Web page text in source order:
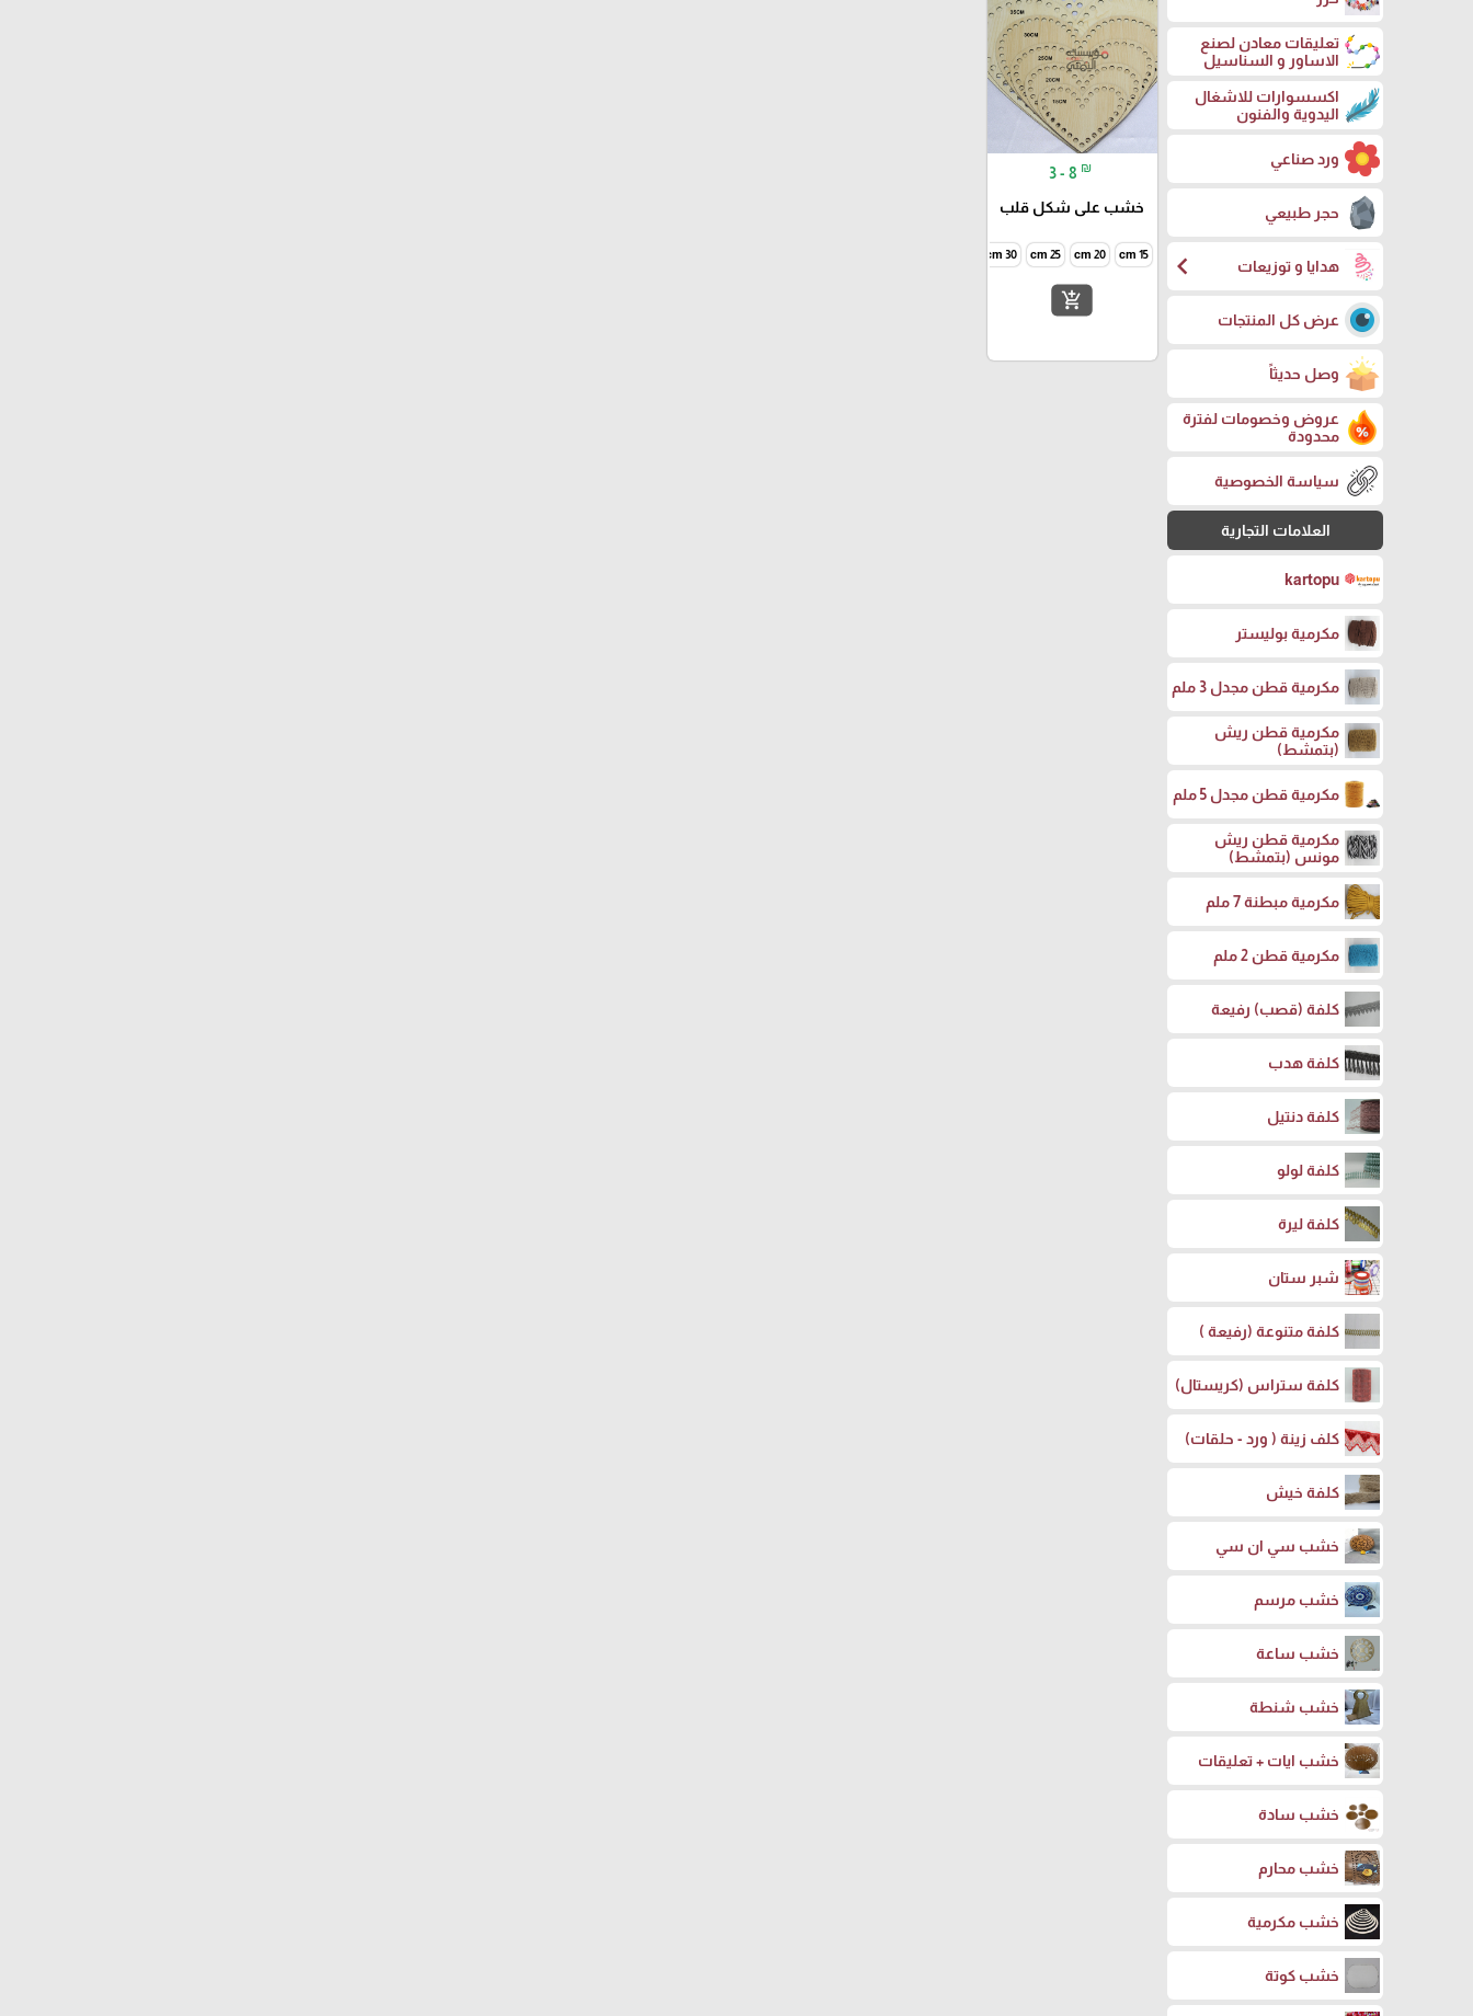
تعليقات معادن لصنع
الاساور و السناسيل
اكسسوارات للاشغال
اليدوية والفنون
ورد صناعي
حجر طبيعي
هدايا و توزيعات chevron_left
عرض كل المنتجات
وصل حديثاً
عروض وخصومات لفترة
محدودة
سياسة الخصوصية
العلامات التجارية
kartopu
مكرمية بوليستر
مكرمية قطن مجدل 3 ملم
مكرمية قطن ريش
(بتمشط)
مكرمية قطن مجدل 5 ملم
مكرمية قطن ريش
مونس (بتمشط)
مكرمية مبطنة 7 ملم
مكرمية قطن 2 ملم
كلفة (قصب) رفيعة
كلفة هدب
كلفة دنتيل
كلفة لولو
كلفة ليرة
شبر ستان
كلفة متنوعة (رفيعة )
كلفة ستراس (كريستال)
كلف زينة ( ورد - حلقات)
كلفة خيش
خشب سي ان سي
خشب مرسم
خشب ساعة
خشب شنطة
خشب ايات + تعليقات
خشب سادة
خشب محارم
خشب مكرمية
خشب كوتة
3 - 8 ₪
خشب على شكل قلب
15 cm
20 cm
25 cm
30 cm
add_shopping_cart